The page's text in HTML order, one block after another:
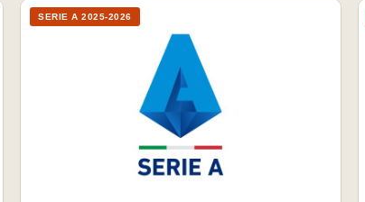
SERIE A 2025-2026